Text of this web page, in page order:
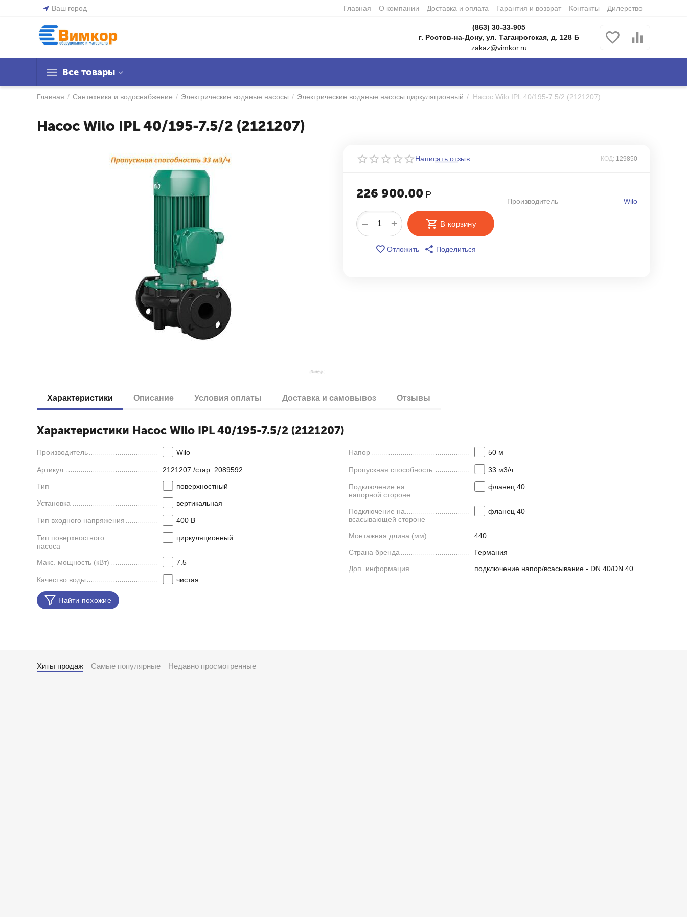
Ваш город Главная О компании Доставка и оплата Гарантия и возврат Контакты Дилерство
(863) 30-33-905
г. Ростов-на-Дону, ул. Таганрогская, д. 128 Б
zakaz@vimkor.ru
Все товары
Главная / Сантехника и водоснабжение / Электрические водяные насосы / Электрические водяные насосы циркуляционный / Насос Wilo IPL 40/195-7.5/2 (2121207)
Насос Wilo IPL 40/195-7.5/2 (2121207)
Написать отзыв КОД: 129850
226 900.00 Р
+
− В корзину
Отложить Поделиться
Производитель Wilo
Характеристики Описание Условия оплаты Доставка и самовывоз Отзывы
Характеристики Насос Wilo IPL 40/195-7.5/2 (2121207)
Производитель Wilo
Артикул
2121207 /стар. 2089592
Тип
поверхностный
Установка вертикальная
Тип входного напряжения 400 В
Тип поверхностного
насоса
циркуляционный
Макс. мощность (кВт) 7.5
Качество воды чистая
Напор 50 м
Пропускная способность 33 м3/ч
Подключение на
напорной стороне
фланец 40
Подключение на
всасывающей стороне
фланец 40
Монтажная длина (мм)
440
Страна бренда
Германия
Доп. информация
подключение напор/всасывание - DN 40/DN 40
Найти похожие
Хиты продаж Самые популярные Недавно просмотренные